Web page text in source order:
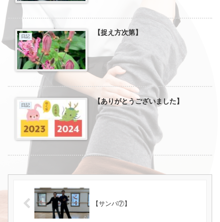
日記 【捉え方次第】
日記 【ありがとうございました】
【サンバ⑦】